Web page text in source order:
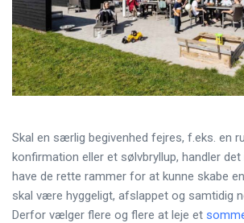
Skal en særlig begivenhed fejres, f.eks. en
konfirmation eller et sølvbryllup, handler
have de rette rammer for at kunne skabe
skal være hyggeligt, afslappet og samtidig
Derfor vælger flere og flere at leje et